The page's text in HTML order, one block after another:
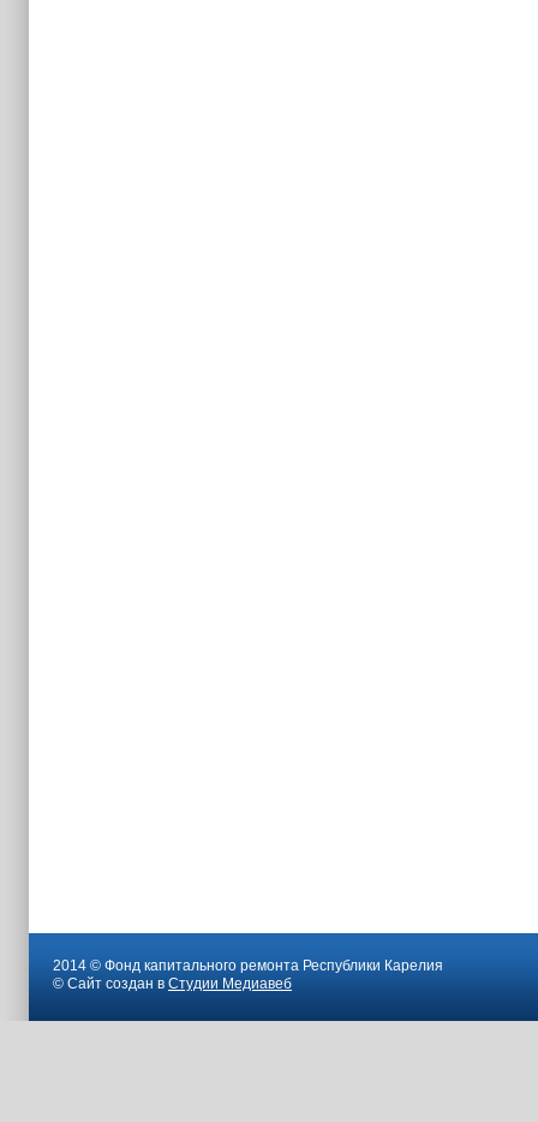
2014 © Фонд капитального ремонта Республики Карелия
© Сайт создан в Студии Медиавеб